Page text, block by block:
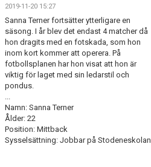
BILDGALLERI
DOKUMENT
KONTAKT
HISTORIA
2019-11-20 15:27
Sanna Terner fortsätter ytterligare en
säsong. I år blev det endast 4 matcher då
hon dragits med en fotskada, som hon
inom kort kommer att operera. På
fotbollsplanen har hon visat att hon är
viktig för laget med sin ledarstil och
pondus.
...
Namn: Sanna Terner
Ålder: 22
Position: Mittback
Sysselsättning: Jobbar på Stodeneskolan